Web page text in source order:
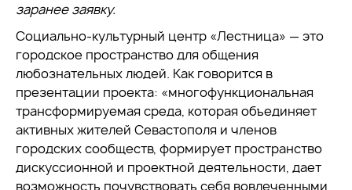
заранее заявку.
Социально-культурный центр «Лестница» — это
городское пространство для общения
любознательных людей. Как говорится в
презентации проекта: «многофункциональная
трансформируемая среда, которая объединяет
активных жителей Севастополя и членов
городских сообществ, формирует пространство
дискуссионной и проектной деятельности, дает
возможность почувствовать себя вовлеченными